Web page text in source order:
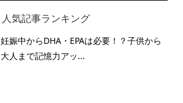
人気記事ランキング
妊娠中からDHA・EPAは必要！？子供から
大人まで記憶力アッ...